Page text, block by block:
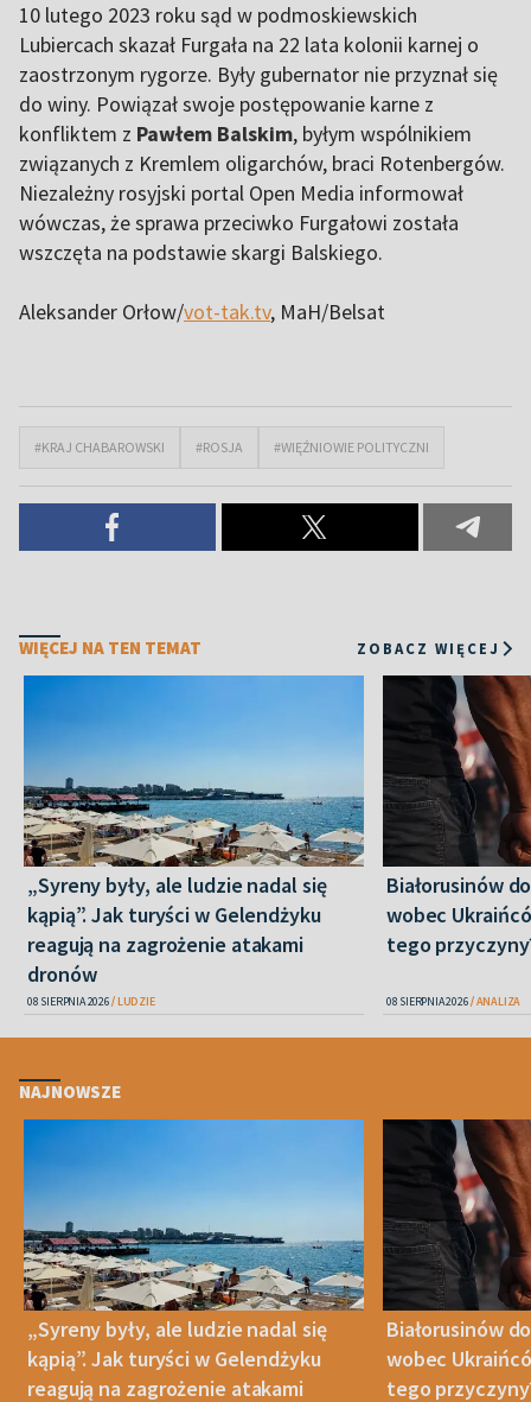
10 lutego 2023 roku sąd w podmoskiewskich
Lubiercach skazał Furgała na 22 lata kolonii karnej o
zaostrzonym rygorze. Były gubernator nie przyznał się
do winy. Powiązał swoje postępowanie karne z
konfliktem z Pawłem Balskim, byłym wspólnikiem
związanych z Kremlem oligarchów, braci Rotenbergów.
Niezależny rosyjski portal Open Media informował
wówczas, że sprawa przeciwko Furgałowi została
wszczęta na podstawie skargi Balskiego.
Aleksander Orłow/vot-tak.tv, MaH/Belsat
#KRAJ CHABAROWSKI #ROSJA #WIĘŹNIOWIE POLITYCZNI
WIĘCEJ NA TEN TEMAT ZOBACZ WIĘCEJ
„Syreny były, ale ludzie nadal się
kąpią”. Jak turyści w Gelendżyku
reagują na zagrożenie atakami
dronów
08 SIERPNIA 2026 LUDZIE
Białorusinów
wobec
tego
08 SIERPNIA 2026 ANALIZA
NAJNOWSZE
„Syreny były, ale ludzie nadal się
kąpią”. Jak turyści w Gelendżyku
reagują na zagrożenie atakami
Białorusinów
wobec
tego